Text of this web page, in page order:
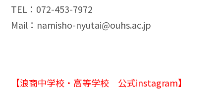
TEL：072-453-7972
Mail： namisho-nyutai@ouhs.ac.jp
【浪商中学校・高等学校 公式instagram】